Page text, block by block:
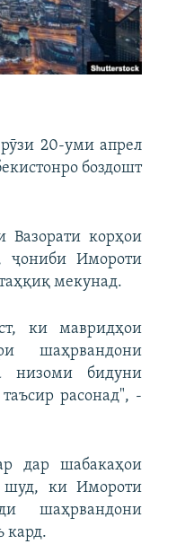
20-уми апрел
боздошт
Вазорати корҳои
ҷониби Имороти
мекунад.
ки мавридҳои
шаҳрвандони
низоми бидуни
расонад", -
дар шабакаҳои
шуд, ки Имороти
шаҳрвандони
кард.